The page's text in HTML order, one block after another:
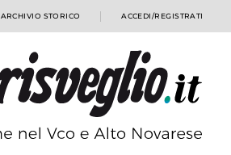
ARCHIVIO STORICO ACCEDI/REGISTRATI